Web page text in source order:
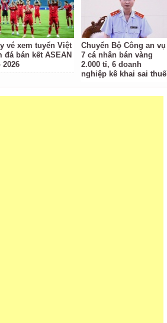
vé xem tuyển Việt
đá bán kết ASEAN
2026
Chuyển Bộ Công an vụ
7 cá nhân bán vàng
2.000 tỉ, 6 doanh
nghiệp kê khai sai thuế